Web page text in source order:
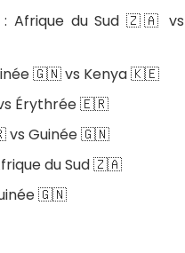
: Afrique du Sud 🇿🇦 vs
🇬🇳 vs Kenya 🇰🇪
Érythrée 🇪🇷
vs Guinée 🇬🇳
du Sud 🇿🇦
🇬🇳